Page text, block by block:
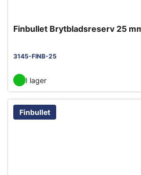
Finbullet Brytbladsreserv 25
3145-FINB-25
I lager
Finbullet